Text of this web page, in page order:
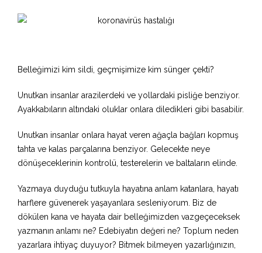
Belleğimizi kim sildi, geçmişimize kim sünger çekti?
Unutkan insanlar arazilerdeki ve yollardaki pisliğe benziyor.
Ayakkabıların altındaki oluklar onlara diledikleri gibi basabilir.
Unutkan insanlar onlara hayat veren ağaçla bağları kopmuş
tahta ve kalas parçalarına benziyor. Gelecekte neye
dönüşeceklerinin kontrolü, testerelerin ve baltaların elinde.
Yazmaya duyduğu tutkuyla hayatına anlam katanlara, hayatı
harflere güvenerek yaşayanlara sesleniyorum. Biz de
dökülen kana ve hayata dair belleğimizden vazgeçeceksek
yazmanın anlamı ne? Edebiyatın değeri ne? Toplum neden
yazarlara ihtiyaç duyuyor? Bitmek bilmeyen yazarlığınızın,